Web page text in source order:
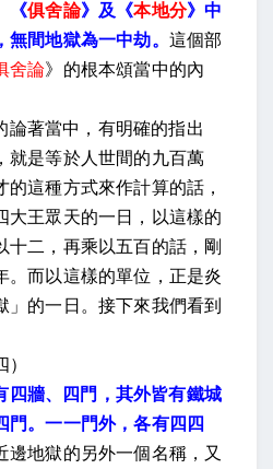
《俱舍論》及《本地分》中
間地獄為一中劫。 這個部
舍論》的根本頌當中的內
論著當中，有明確的指出
就是等於人世間的九百萬
這種方式來作計算的話，
大王眾天的一日，以這樣的
十二，再乘以五百的話，剛
。而以這樣的單位，正是炎
」的一日。接下來我們看到
）
四牆、四門，其外皆有鐵城
門。一一門外，各有四四
邊地獄的另外一個名稱，又